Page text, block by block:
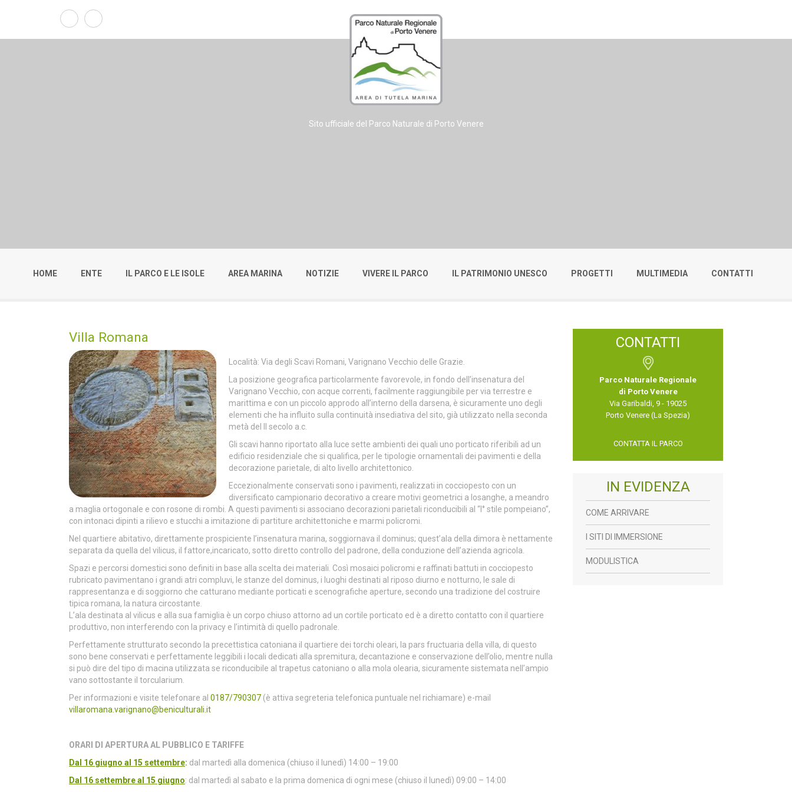
Sito ufficiale del Parco Naturale di Porto Venere
HOME ENTE IL PARCO E LE ISOLE AREA MARINA NOTIZIE VIVERE IL PARCO IL PATRIMONIO UNESCO PROGETTI MULTIMEDIA CONTATTI
Villa Romana
Località: Via degli Scavi Romani, Varignano Vecchio delle Grazie.
La posizione geografica particolarmente favorevole, in fondo dell’insenatura del
Varignano Vecchio, con acque correnti, facilmente raggiungibile per via terrestre e
marittima e con un piccolo approdo all’interno della darsena, è sicuramente uno degli
elementi che ha influito sulla continuità insediativa del sito, già utilizzato nella seconda
metà del II secolo a.c.
Gli scavi hanno riportato alla luce sette ambienti dei quali uno porticato riferibili ad un
edificio residenziale che si qualifica, per le tipologie ornamentali dei pavimenti e della
decorazione parietale, di alto livello architettonico.
Eccezionalmente conservati sono i pavimenti, realizzati in cocciopesto con un
diversificato campionario decorativo a creare motivi geometrici a losanghe, a meandro
a maglia ortogonale e con rosone di rombi. A questi pavimenti si associano decorazioni parietali riconducibili al “I° stile pompeiano”,
con intonaci dipinti a rilievo e stucchi a imitazione di partiture architettoniche e marmi policromi.
Nel quartiere abitativo, direttamente prospiciente l’insenatura marina, soggiornava il dominus; quest’ala della dimora è nettamente
separata da quella del vilicus, il fattore,incaricato, sotto diretto controllo del padrone, della conduzione dell’azienda agricola.
Spazi e percorsi domestici sono definiti in base alla scelta dei materiali. Così mosaici policromi e raffinati battuti in cocciopesto
rubricato pavimentano i grandi atri compluvi, le stanze del dominus, i luoghi destinati al riposo diurno e notturno, le sale di
rappresentanza e di soggiorno che catturano mediante porticati e scenografiche aperture, secondo una tradizione del costruire
tipica romana, la natura circostante.
L’ala destinata al vilicus e alla sua famiglia è un corpo chiuso attorno ad un cortile porticato ed è a diretto contatto con il quartiere
produttivo, non interferendo con la privacy e l’intimità di quello padronale.
Perfettamente strutturato secondo la precettistica catoniana il quartiere dei torchi oleari, la pars fructuaria della villa, di questo
sono bene conservati e perfettamente leggibili i locali dedicati alla spremitura, decantazione e conservazione dell’olio, mentre nulla
si può dire del tipo di macina utilizzata se riconducibile al trapetus catoniano o alla mola olearia, sicuramente sistemata nell’ampio
vano sottostante il torcularium.
Per informazioni e visite telefonare al 0187/790307 (è attiva segreteria telefonica puntuale nel richiamare) e-mail
villaromana.varignano@beniculturali.it
ORARI DI APERTURA AL PUBBLICO E TARIFFE
Dal 16 giugno al 15 settembre: dal martedì alla domenica (chiuso il lunedì) 14:00 – 19:00
Dal 16 settembre al 15 giugno: dal martedì al sabato e la prima domenica di ogni mese (chiuso il lunedì) 09:00 – 14:00
CONTATTI
Parco Naturale Regionale
di Porto Venere
Via Garibaldi, 9 - 19025
Porto Venere (La Spezia)
CONTATTA IL PARCO
IN EVIDENZA
COME ARRIVARE
I SITI DI IMMERSIONE
MODULISTICA